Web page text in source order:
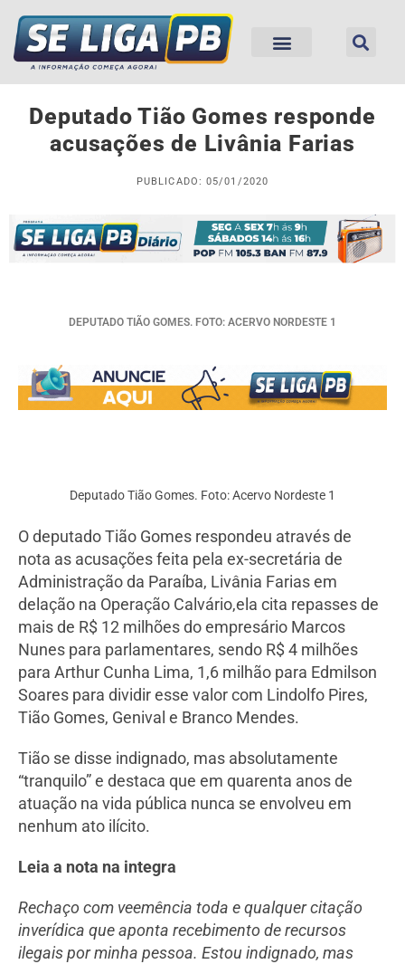
Deputado Tião Gomes responde
acusações de Livânia Farias
PUBLICADO: 05/01/2020
DEPUTADO TIÃO GOMES. FOTO: ACERVO NORDESTE 1
Deputado Tião Gomes. Foto: Acervo Nordeste 1
O deputado Tião Gomes respondeu através de
nota as acusações feita pela ex-secretária de
Administração da Paraíba, Livânia Farias em
delação na Operação Calvário,ela cita repasses de
mais de R$ 12 milhões do empresário Marcos
Nunes para parlamentares, sendo R$ 4 milhões
para Arthur Cunha Lima, 1,6 milhão para Edmilson
Soares para dividir esse valor com Lindolfo Pires,
Tião Gomes, Genival e Branco Mendes.
Tião se disse indignado, mas absolutamente
“tranquilo” e destaca que em quarenta anos de
atuação na vida pública nunca se envolveu em
nenhum ato ilícito.
Leia a nota na integra
Rechaço com veemência toda e qualquer citação
inverídica que aponta recebimento de recursos
ilegais por minha pessoa. Estou indignado, mas